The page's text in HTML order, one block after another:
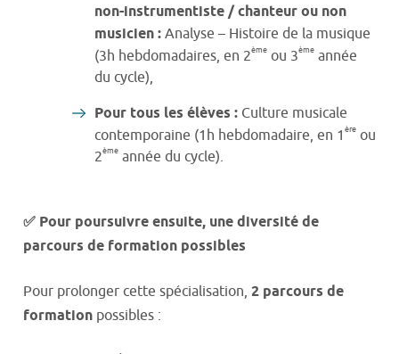
non-instrumentiste / chanteur ou non
musicien : Analyse – Histoire de la musique
(3h hebdomadaires, en 2ème ou 3ème année
du cycle),
Pour tous les élèves : Culture musicale
contemporaine (1h hebdomadaire, en 1 ère ou
2ème année du cycle).
✅ Pour poursuivre ensuite, une diversité de
parcours de formation possibles
Pour prolonger cette spécialisation, 2 parcours de
formation possibles :